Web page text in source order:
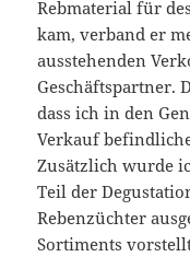
Rebmaterial für
kam, verband er
ausstehenden
Geschäftspartner.
dass ich in den
Verkauf
Zusätzlich wurde
Teil der
Rebenzüchter
Sortiments